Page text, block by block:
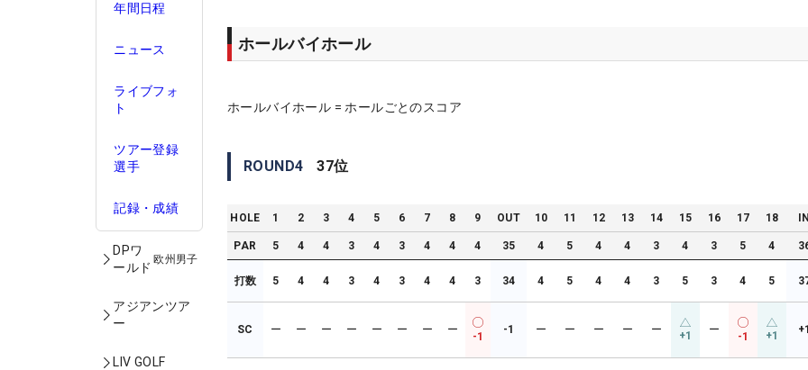
年間日程
ニュース
ライブフォ
ト
ツアー登録
選手
記録・成績
DPワ
ールド
欧州男子
アジアンツア
ー
LIV GOLF
ホールバイホール
ホールバイホール = ホールごとのスコア
ROUND4 37位
HOLE 1 2 3 4 5 6 7 8 9 OUT 10 11 12 13 14 15 16 17 18
PAR 5 4 4 3 4 3 4 4 4 35 4 5 4 4 3 4 3 5 4
打数 5 4 4 3 4 3 4 4 3 34 4 5 4 4 3 5 3 4 5
SC ー ー ー ー ー ー ー ー
-1
-1 ー ー ー ー ー +1 ー
-1 +1